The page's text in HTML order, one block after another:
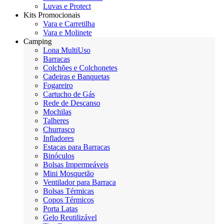
Luvas e Protect
Kits Promocionais
Vara e Carretilha
Vara e Molinete
Camping
Lona MultiUso
Barracas
Colchões e Colchonetes
Cadeiras e Banquetas
Fogareiro
Cartucho de Gás
Rede de Descanso
Mochilas
Talheres
Churrasco
Infladores
Estacas para Barracas
Binóculos
Bolsas Impermeáveis
Mini Mosquetão
Ventilador para Barraca
Bolsas Térmicas
Copos Térmicos
Porta Latas
Gelo Reutilizável